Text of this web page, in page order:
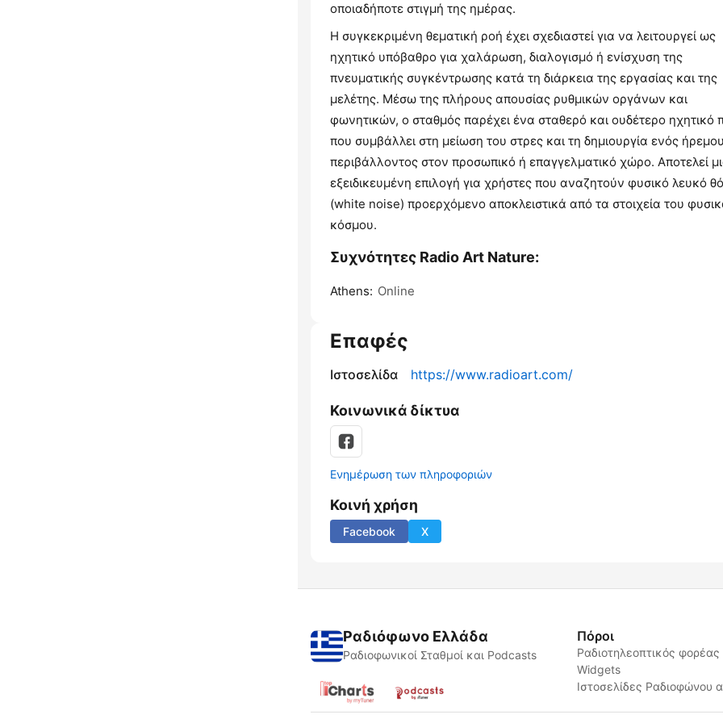
οποιαδήποτε στιγμή της ημέρας.
Η συγκεκριμένη θεματική ροή έχει σχεδιαστεί για να λειτουργεί ως
ηχητικό υπόβαθρο για χαλάρωση, διαλογισμό ή ενίσχυση της
πνευματικής συγκέντρωσης κατά τη διάρκεια της εργασίας και της
μελέτης. Μέσω της πλήρους απουσίας ρυθμικών οργάνων και
φωνητικών, ο σταθμός παρέχει ένα σταθερό και ουδέτερο ηχητικό
που συμβάλλει στη μείωση του στρες και τη δημιουργία ενός ήρεμου
περιβάλλοντος στον προσωπικό ή επαγγελματικό χώρο. Αποτελεί
εξειδικευμένη επιλογή για χρήστες που αναζητούν φυσικό λευκό
(white noise) προερχόμενο αποκλειστικά από τα στοιχεία του
κόσμου.
Συχνότητες Radio Art Nature:
Athens: Online
Επαφές
Ιστοσελίδα https://www.radioart.com/
Κοινωνικά δίκτυα
Ενημέρωση των πληροφοριών
Κοινή χρήση
Facebook X
Ραδιόφωνο Ελλάδα
Ραδιοφωνικοί Σταθμοί και Podcasts
Πόροι
Ραδιοτηλεοπτικός φορέας
Widgets
Ιστοσελίδες Ραδιοφώνου